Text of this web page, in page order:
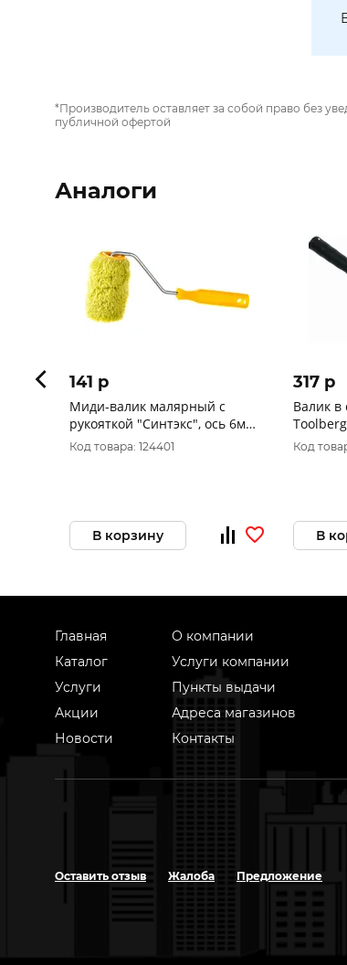
*Производитель оставляет за собой право без
публичной офертой
Аналоги
141 p
Миди-валик малярный с
рукояткой "Синтэкс", ось 6мм,
D40мм, 100мм, (шт.) 04-2-510
Код товара: 124401
В корзину
317 p
Валик в
Код
В
Главная
Каталог
Услуги
Акции
Новости
О компании
Услуги компании
Пункты выдачи
Адреса магазинов
Контакты
Оставить отзыв Жалоба Предложение